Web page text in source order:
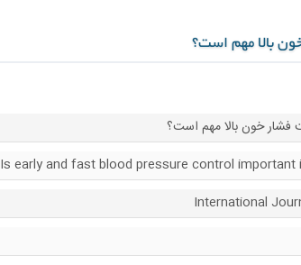
بالا مهم است؟
فشار خون بالا مهم است؟
Is early and fast blood pressure control important